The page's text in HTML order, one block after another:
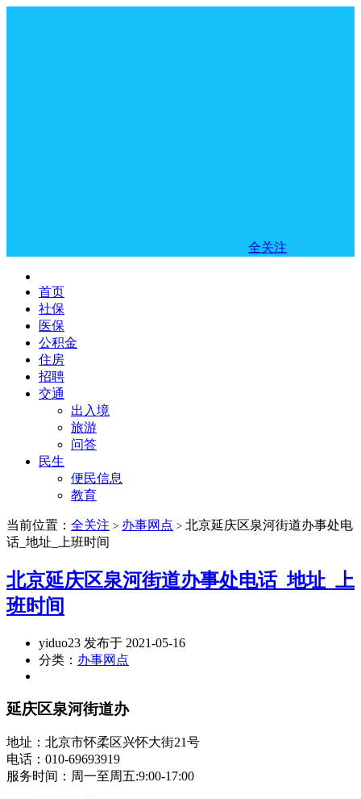
全关注
首页
社保
医保
公积金
住房
招聘
交通
出入境
旅游
问答
民生
便民信息
教育
当前位置： 全关注 > 办事网点 > 北京延庆区泉河街道办事处电
话_地址_上班时间
北京延庆区泉河街道办事处电话_地址_上
班时间
yiduo23 发布于 2021-05-16
分类： 办事网点
延庆区泉河街道办
地址：北京市怀柔区兴怀大街21号
电话： 010-69693919
服务时间：周一至周五:9:00-17:00